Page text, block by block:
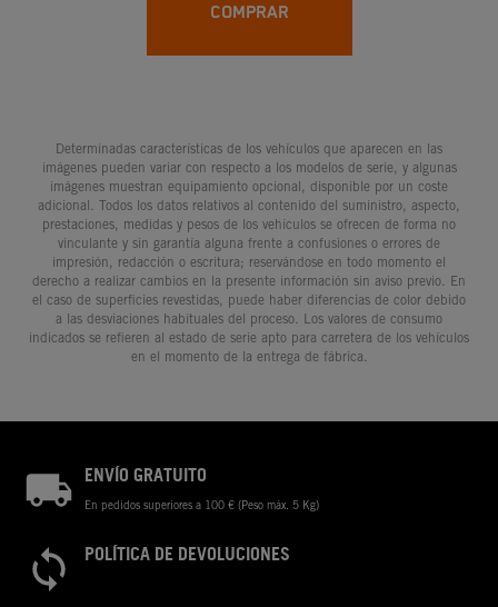
COMPRAR
Determinadas características de los vehículos que aparecen en las
imágenes pueden variar con respecto a los modelos de serie, y algunas
imágenes muestran equipamiento opcional, disponible por un coste
adicional. Todos los datos relativos al contenido del suministro, aspecto,
prestaciones, medidas y pesos de los vehículos se ofrecen de forma no
vinculante y sin garantía alguna frente a confusiones o errores de
impresión, redacción o escritura; reservándose en todo momento el
derecho a realizar cambios en la presente información sin aviso previo. En
el caso de superficies revestidas, puede haber diferencias de color debido
a las desviaciones habituales del proceso. Los valores de consumo
indicados se refieren al estado de serie apto para carretera de los vehículos
en el momento de la entrega de fábrica.
ENVÍO GRATUITO
En pedidos superiores a 100 € (Peso máx. 5 Kg)
POLÍTICA DE DEVOLUCIONES